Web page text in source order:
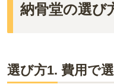
納骨堂の選び
選び方1. 費用で